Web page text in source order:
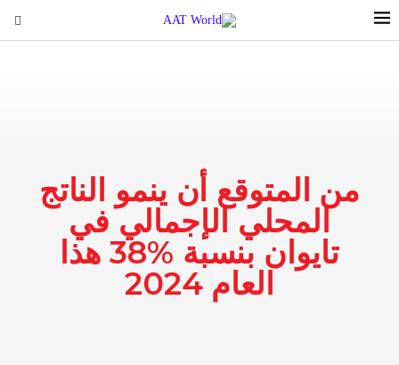
من المتوقع أن ينمو الناتج
المحلي الإجمالي في
تايوان بنسبة %38 هذا
العام 2024